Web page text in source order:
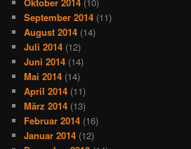
Oktober 2014 (10)
September 2014 (11)
August 2014 (14)
Juli 2014 (12)
Juni 2014 (14)
Mai 2014 (14)
April 2014 (11)
März 2014 (13)
Februar 2014 (16)
Januar 2014 (12)